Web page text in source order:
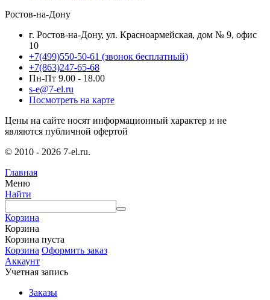
Ростов-на-Дону
г. Ростов-на-Дону, ул. Красноармейская, дом № 9, офис
10
+7(499)550-50-61 (звонок бесплатный)
+7(863)247-65-68
Пн-Пт 9.00 - 18.00
s-e@7-el.ru
Посмотреть на карте
Цены на сайте носят информационный характер и не
являются публичной офертой
© 2010 - 2026 7-el.ru.
Главная
Меню
Найти
Корзина
Корзина
Корзина пуста
Корзина Оформить заказ
Аккаунт
Учетная запись
Заказы